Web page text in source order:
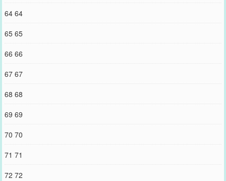
64 64
65 65
66 66
67 67
68 68
69 69
70 70
71 71
72 72